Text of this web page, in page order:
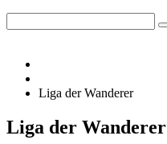
Liga der Wanderer
Liga der Wanderer